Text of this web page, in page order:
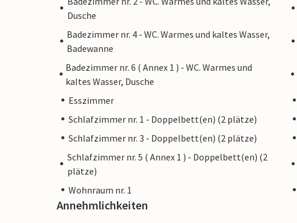
Dusche
Badezimmer nr. 4 - WC. Warmes und kaltes Wasser,
Badewanne
Badezimmer nr. 6 ( Annex 1 ) - WC. Warmes und
kaltes Wasser, Dusche
Esszimmer
Schlafzimmer nr. 1 - Doppelbett(en) (2 plätze)
Schlafzimmer nr. 3 - Doppelbett(en) (2 plätze)
Schlafzimmer nr. 5 ( Annex 1 ) - Doppelbett(en) (2
plätze)
Wohnraum nr. 1
Annehmlichkeiten